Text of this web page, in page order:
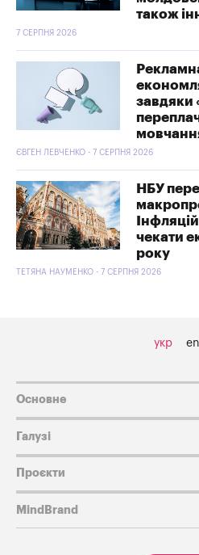
також
7 СЕРПНЯ 2026
завдяки
ЄВГЕН ЛЕВЧЕНКО - 7 СЕРПНЯ 2026
НБУ
чекати
року
ТЕТЯНА НАУМЕНКО - 7 СЕРПНЯ 2026
укр
Основне
Галузі
Проєкти
MindBrand